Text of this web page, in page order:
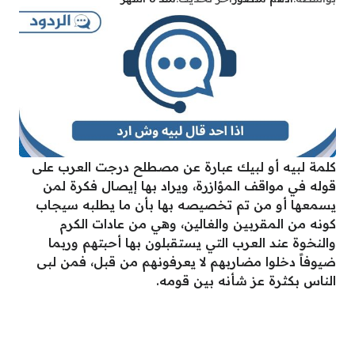
كلمة لبيه أو لبيك عبارة عن مصطلح درجت العرب على
قوله في مواقف المؤازرة، ويراد بها إيصال فكرة لمن
يسمعها أو من تم تخصيصه بها بأن ما يطلبه سيجاب
كونه من المقربين والغالين، وهي من عادات الكرم
والنخوة عند العرب التي يستقبلون بها أحبتهم وربما
ضيوفاً دخلوا مضاربهم لا يعرفونهم من قبل، فمن لبى
الناس بكثرة عز شأنه بين قومه.